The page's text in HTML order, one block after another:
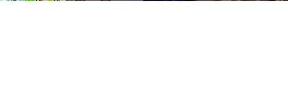
Contact